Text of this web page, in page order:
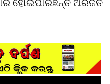
ହୋଇପାରିଛନ୍ତି ଅରିଜିତ